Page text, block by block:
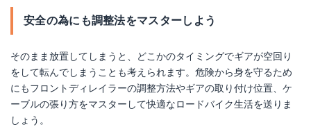
安全の為にも調整法をマスターしよう
そのまま放置してしまうと、どこかのタイミングでギアが空回り
をして転んでしまうことも考えられます。危険から身を守るため
にもフロントディレイラーの調整方法やギアの取り付け位置、ケ
ーブルの張り方をマスターして快適なロードバイク生活を送りま
しょう。